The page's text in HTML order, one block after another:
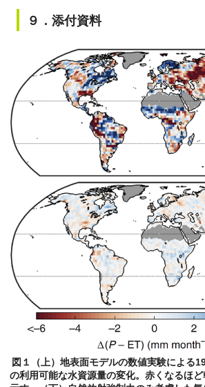
９．添付資料
図１（上）地表面モデルの数値実験による
の利用可能な水資源量の変化。赤くなるほ